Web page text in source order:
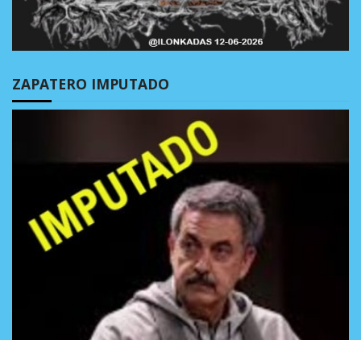
ZAPATERO IMPUTADO